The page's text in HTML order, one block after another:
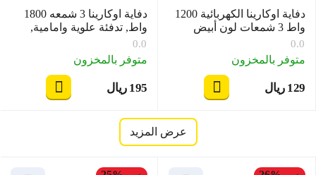
دفاية اوكارينا الكهربائية 1200
واط 3 شمعات لون أبيض
موديل OCRHTPTQZ31W
0.0
متوفر بالمخزون
ريال ‍129‍
دفاية اوكارينا 3 شمعه 1800
واط, تدفئة علوية وامامية,
اسود OCRHTSQQZ381
0.0
متوفر بالمخزون
ريال ‍195‍
عرض المزيد